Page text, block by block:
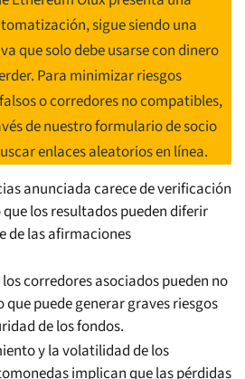
sigue siendo una
que solo debe usarse con dinero
Para minimizar riesgos
o corredores no compatibles,
de nuestro formulario de socio
enlaces aleatorios en línea.
anunciada carece de verificación
los resultados pueden diferir
de las afirmaciones
corredores asociados pueden no
puede generar graves riesgos
de los fondos.
y la volatilidad de los
implican que las pérdidas